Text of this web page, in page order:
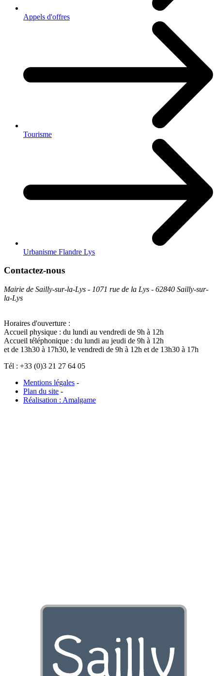
Appels d'offres
Tourisme
Urbanisme Flandre Lys
Contactez-nous
Mairie de Sailly-sur-la-Lys - 1071 rue de la Lys - 62840 Sailly-sur-
la-Lys
Horaires d'ouverture :
Accueil physique : du lundi au vendredi de 9h à 12h
Accueil téléphonique : du lundi au jeudi de 9h à 12h
et de 13h30 à 17h30, le vendredi de 9h à 12h et de 13h30 à 17h
Tél : +33 (0)3 21 27 64 05
Mentions légales -
Plan du site -
Réalisation : Amalgame